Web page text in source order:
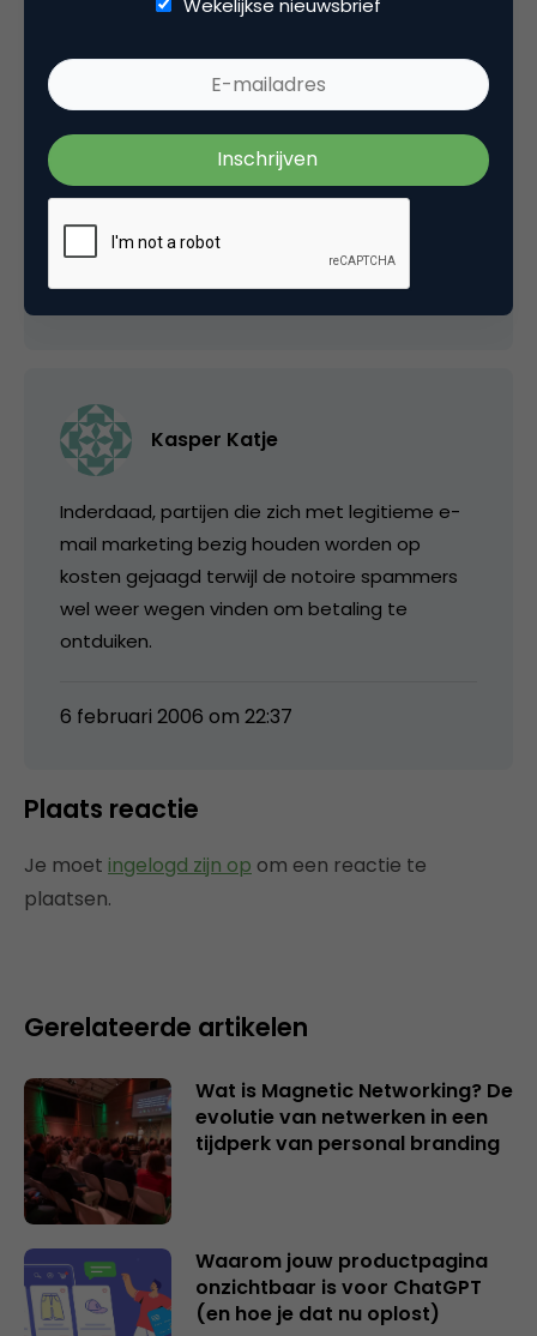
er wat computers in je botnet zijn die hiervan
gebruik maken en je kan gratis spammen met
komen! Dat je daarbij onwetende
consumenten op de kosten jaagt, is pech
voor hen.
6 februari 2006 om 18:24
Kasper Katje
Inderdaad, partijen die zich met legitieme e-
mail marketing bezig houden worden op
kosten gejaagd terwijl de notoire spammers
wel weer wegen vinden om betaling te
ontduiken.
6 februari 2006 om 22:37
Plaats reactie
Je moet ingelogd zijn op om een reactie te
plaatsen.
Gerelateerde artikelen
Wat is Magnetic Networking? De
evolutie van netwerken in een
tijdperk van personal branding
Waarom jouw productpagina
onzichtbaar is voor ChatGPT
(en hoe je dat nu oplost)